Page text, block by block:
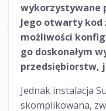
wykorzystywane
Jego otwarty kod
możliwości
go doskonałym
przedsiębiorstw,
Jednak instalacja
skomplikowana,